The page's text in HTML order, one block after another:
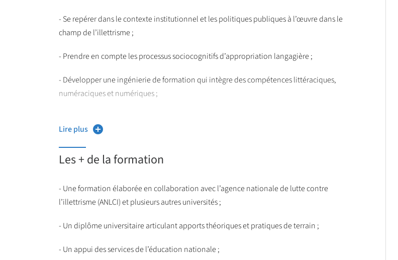
- Se repérer dans le contexte institutionnel et les politiques publiques à l’œuvre dans le
champ de l’illettrisme ;
- Prendre en compte les processus sociocognitifs d’appropriation langagière ;
- Développer une ingénierie de formation qui intègre des compétences littéraciques,
numéraciques et numériques ;
dynamique inclusive ;
- Analyser ses pratiques professionnelles et savoir en rendre compte.
Lire plus
Les + de la formation
- Une formation élaborée en collaboration avec l’agence nationale de lutte contre
l’illettrisme (ANLCI) et plusieurs autres universités ;
- Un diplôme universitaire articulant apports théoriques et pratiques de terrain ;
- Un appui des services de l’éducation nationale ;